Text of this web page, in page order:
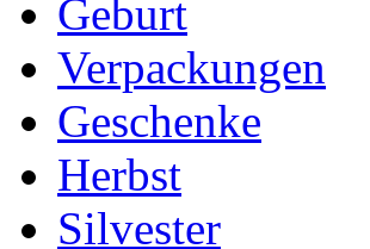
Geburt
Verpackungen
Geschenke
Herbst
Silvester